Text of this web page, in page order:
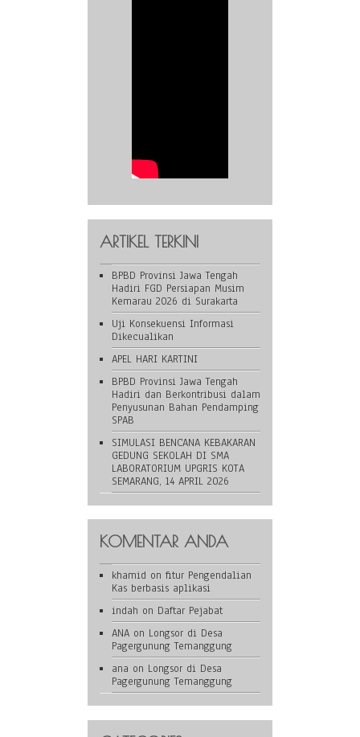
ARTIKEL TERKINI
BPBD Provinsi Jawa Tengah
Hadiri FGD Persiapan Musim
Kemarau 2026 di Surakarta
Uji Konsekuensi Informasi
Dikecualikan
APEL HARI KARTINI
BPBD Provinsi Jawa Tengah
Hadiri dan Berkontribusi dalam
Penyusunan Bahan Pendamping
SPAB
SIMULASI BENCANA KEBAKARAN
GEDUNG SEKOLAH DI SMA
LABORATORIUM UPGRIS KOTA
SEMARANG, 14 APRIL 2026
KOMENTAR ANDA
khamid on fitur Pengendalian
Kas berbasis aplikasi
indah on Daftar Pejabat
ANA on Longsor di Desa
Pagergunung Temanggung
ana on Longsor di Desa
Pagergunung Temanggung